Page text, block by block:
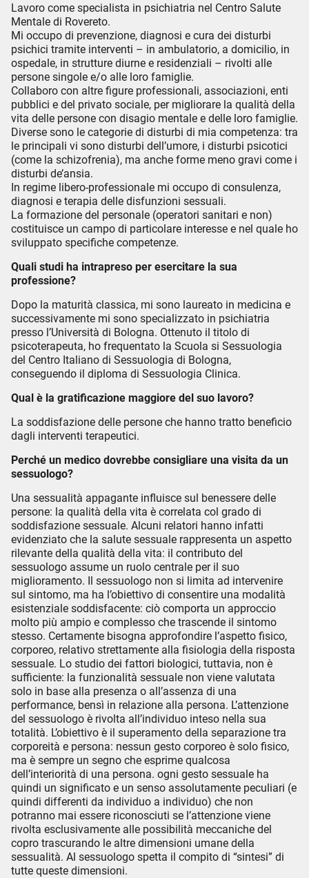
Lavoro come specialista in psichiatria nel Centro Salute
Mentale di Rovereto.
Mi occupo di prevenzione, diagnosi e cura dei disturbi
psichici tramite interventi – in ambulatorio, a domicilio, in
ospedale, in strutture diurne e residenziali – rivolti alle
persone singole e/o alle loro famiglie.
Collaboro con altre figure professionali, associazioni, enti
pubblici e del privato sociale, per migliorare la qualità della
vita delle persone con disagio mentale e delle loro famiglie.
Diverse sono le categorie di disturbi di mia competenza: tra
le principali vi sono disturbi dell’umore, i disturbi psicotici
(come la schizofrenia), ma anche forme meno gravi come i
disturbi de’ansia.
In regime libero-professionale mi occupo di consulenza,
diagnosi e terapia delle disfunzioni sessuali.
La formazione del personale (operatori sanitari e non)
costituisce un campo di particolare interesse e nel quale ho
sviluppato specifiche competenze.
Quali studi ha intrapreso per esercitare la sua
professione?
Dopo la maturità classica, mi sono laureato in medicina e
successivamente mi sono specializzato in psichiatria
presso l’Università di Bologna. Ottenuto il titolo di
psicoterapeuta, ho frequentato la Scuola si Sessuologia
del Centro Italiano di Sessuologia di Bologna,
conseguendo il diploma di Sessuologia Clinica.
Qual è la gratificazione maggiore del suo lavoro?
La soddisfazione delle persone che hanno tratto beneficio
dagli interventi terapeutici.
Perché un medico dovrebbe consigliare una visita da un
sessuologo?
Una sessualità appagante influisce sul benessere delle
persone: la qualità della vita è correlata col grado di
soddisfazione sessuale. Alcuni relatori hanno infatti
evidenziato che la salute sessuale rappresenta un aspetto
rilevante della qualità della vita: il contributo del
sessuologo assume un ruolo centrale per il suo
miglioramento. Il sessuologo non si limita ad intervenire
sul sintomo, ma ha l’obiettivo di consentire una modalità
esistenziale soddisfacente: ciò comporta un approccio
molto più ampio e complesso che trascende il sintomo
stesso. Certamente bisogna approfondire l’aspetto fisico,
corporeo, relativo strettamente alla fisiologia della risposta
sessuale. Lo studio dei fattori biologici, tuttavia, non è
sufficiente: la funzionalità sessuale non viene valutata
solo in base alla presenza o all’assenza di una
performance, bensì in relazione alla persona. L’attenzione
del sessuologo è rivolta all’individuo inteso nella sua
totalità. L’obiettivo è il superamento della separazione tra
corporeità e persona: nessun gesto corporeo è solo fisico,
ma è sempre un segno che esprime qualcosa
dell’interiorità di una persona. ogni gesto sessuale ha
quindi un significato e un senso assolutamente peculiari (e
quindi differenti da individuo a individuo) che non
potranno mai essere riconosciuti se l’attenzione viene
rivolta esclusivamente alle possibilità meccaniche del
copro trascurando le altre dimensioni umane della
sessualità. Al sessuologo spetta il compito di “sintesi” di
tutte queste dimensioni.